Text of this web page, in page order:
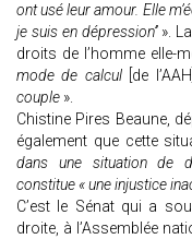
ont usé leur amour. Elle
je suis en dépression’’ ».
droits de l’homme elle-
mode de calcul
[de l’AAH]
couple ».
Chistine Pires Beaune,
également que cette
dans une situation de
constitue « une injustice
C’est le Sénat qui a
droite, à l’Assemblée